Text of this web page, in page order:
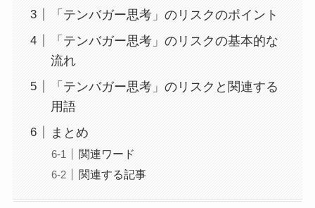
「テンバガー思考」のリスクのポイント
「テンバガー思考」のリスクの基本的な
流れ
「テンバガー思考」のリスクと関連する
用語
まとめ
関連ワード
関連する記事